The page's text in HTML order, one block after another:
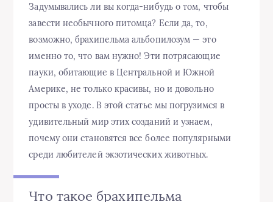
Задумывались ли вы когда-нибудь о том, чтобы
завести необычного питомца? Если да, то,
возможно, брахипельма альбопилозум — это
именно то, что вам нужно! Эти потрясающие
пауки, обитающие в Центральной и Южной
Америке, не только красивы, но и довольно
просты в уходе. В этой статье мы погрузимся в
удивительный мир этих созданий и узнаем,
почему они становятся все более популярными
среди любителей экзотических животных.
Что такое брахипельма